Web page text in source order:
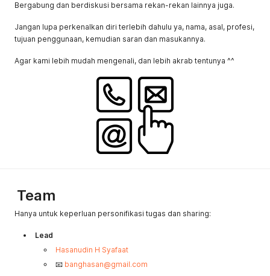
Bergabung dan berdiskusi bersama rekan-rekan lainnya juga.
Jangan lupa perkenalkan diri terlebih dahulu ya, nama, asal, profesi,
tujuan penggunaan, kemudian saran dan masukannya.
Agar kami lebih mudah mengenali, dan lebih akrab tentunya ^^
Team
Hanya untuk keperluan personifikasi tugas dan sharing:
Lead
Hasanudin H Syafaat
📧 banghasan@gmail.com